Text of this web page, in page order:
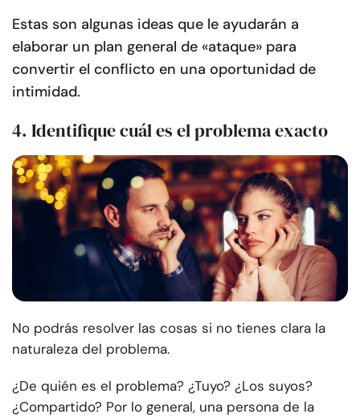
Estas son algunas ideas que le ayudarán a
elaborar un plan general de «ataque» para
convertir el conflicto en una oportunidad de
intimidad.
4. Identifique cuál es el problema exacto
No podrás resolver las cosas si no tienes clara la
naturaleza del problema.
¿De quién es el problema? ¿Tuyo? ¿Los suyos?
¿Compartido? Por lo general, una persona de la